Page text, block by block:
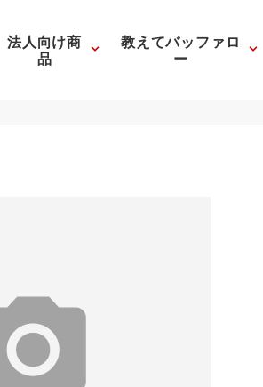
法人向け商
品
教えてバッファロ
ー